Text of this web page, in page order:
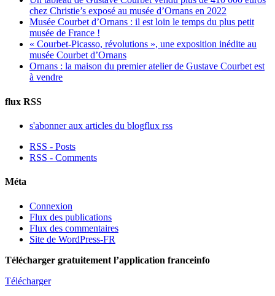
chez Christie’s exposé au musée d’Ornans en 2022
Musée Courbet d’Ornans : il est loin le temps du plus petit
musée de France !
« Courbet-Picasso, révolutions », une exposition inédite au
musée Courbet d’Ornans
Ornans : la maison du premier atelier de Gustave Courbet est
à vendre
flux RSS
s'abonner aux articles du blogflux rss
RSS - Posts
RSS - Comments
Méta
Connexion
Flux des publications
Flux des commentaires
Site de WordPress-FR
Télécharger gratuitement l’application franceinfo
Télécharger